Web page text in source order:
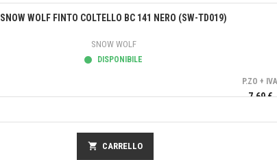
Anteprima
SNOW WOLF FINTO COLTELLO BC 141 NERO (SW-TD019)
SNOW WOLF
DISPONIBILE
P.ZO + IVA
7,69 €
shopping_cart CARRELLO